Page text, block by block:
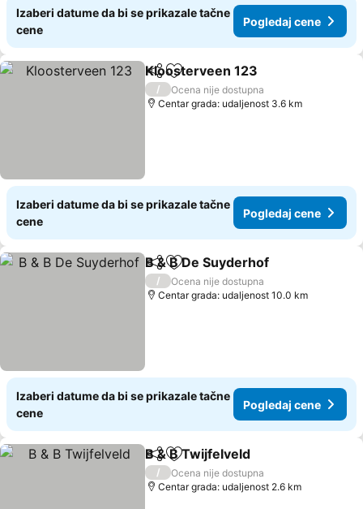
Izaberi datume da bi se prikazale tačne
cene
Pogledaj cene
Deli Dodati u favorite
Kloosterveen 123
/
Ocena nije dostupna
Centar grada: udaljenost 3.6 km
Izaberi datume da bi se prikazale tačne
cene
Pogledaj cene
Deli Dodati u favorite
B & B De Suyderhof
/
Ocena nije dostupna
Centar grada: udaljenost 10.0 km
Izaberi datume da bi se prikazale tačne
cene
Pogledaj cene
Deli Dodati u favorite
B & B Twijfelveld
/
Ocena nije dostupna
Centar grada: udaljenost 2.6 km